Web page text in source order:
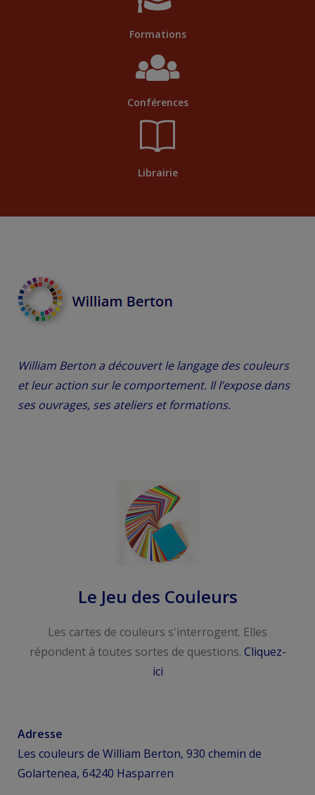
Formations
Conférences
Librairie
William Berton a découvert le langage des couleurs
et leur action sur le comportement. Il l’expose dans
ses ouvrages, ses ateliers et formations.
Le Jeu des Couleurs
Les cartes de couleurs s'interrogent. Elles
répondent à toutes sortes de questions. Cliquez-
ici
Adresse
Les couleurs de William Berton, 930 chemin de
Golartenea, 64240 Hasparren